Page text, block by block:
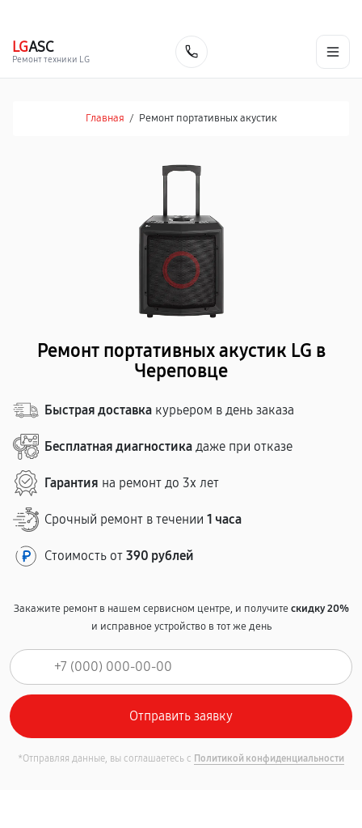
LGASC
Ремонт техники LG
Главная / Ремонт портативных акустик
Ремонт портативных акустик LG в
Череповце
Быстрая доставка курьером в день заказа
Бесплатная диагностика даже при отказе
Гарантия на ремонт до 3х лет
Срочный ремонт в течении 1 часа
Стоимость от 390 рублей
Закажите ремонт в нашем сервисном центре, и получитескидку 20%
и исправное устройство в тот же день
*Отправляя данные, вы соглашаетесь с Политикой конфиденциальности